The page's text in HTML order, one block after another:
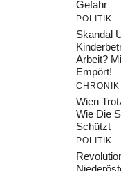
Gefahr
POLITIK
Skandal
Arbeit?
Empört!
CHRONIK
Wien
Wie Die
Schützt
POLITIK